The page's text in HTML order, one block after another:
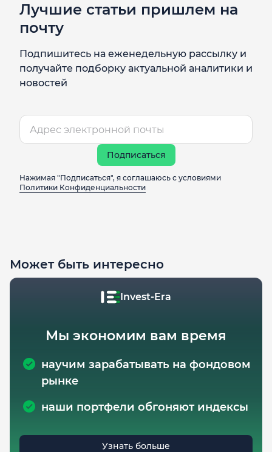
Лучшие статьи пришлем на
почту
Подпишитесь на еженедельную рассылку и
получайте подборку актуальной аналитики и
новостей
Подписаться
Нажимая "Подписаться", я соглашаюсь с условиями
Политики Конфиденциальности
Может быть интересно
Invest-Era
Мы экономим вам время
научим зарабатывать на фондовом
рынке
наши портфели обгоняют индексы
Узнать больше